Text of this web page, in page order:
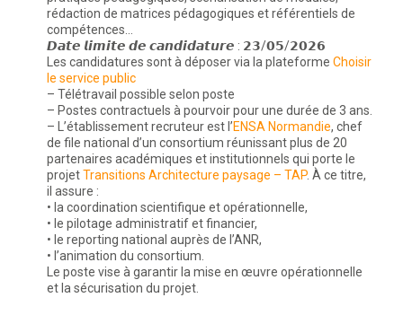
rédaction de matrices pédagogiques et référentiels de
compétences…
𝘿𝙖𝙩𝙚 𝙡𝙞𝙢𝙞𝙩𝙚 𝙙𝙚 𝙘𝙖𝙣𝙙𝙞𝙙𝙖𝙩𝙪𝙧𝙚 : 𝟮𝟯/𝟬𝟱/𝟮𝟬𝟮𝟲
Les candidatures sont à déposer via la plateformeChoisir
le service public
– Télétravail possible selon poste
– Postes contractuels à pourvoir pour une durée de 3 ans.
– L’établissement recruteur est l’ENSA Normandie, chef
de file national d’un consortium réunissant plus de 20
partenaires académiques et institutionnels qui porte le
projetTransitions Architecture paysage – TAP. À ce titre,
il assure :
• la coordination scientifique et opérationnelle,
• le pilotage administratif et financier,
• le reporting national auprès de l’ANR,
• l’animation du consortium.
Le poste vise à garantir la mise en œuvre opérationnelle
et la sécurisation du projet.